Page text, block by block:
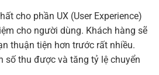
cho phần UX (User Experience)
cho người dùng. Khách hàng sẽ
thuận tiện hơn trước rất nhiều.
số thu được và tăng tỷ lệ chuyển